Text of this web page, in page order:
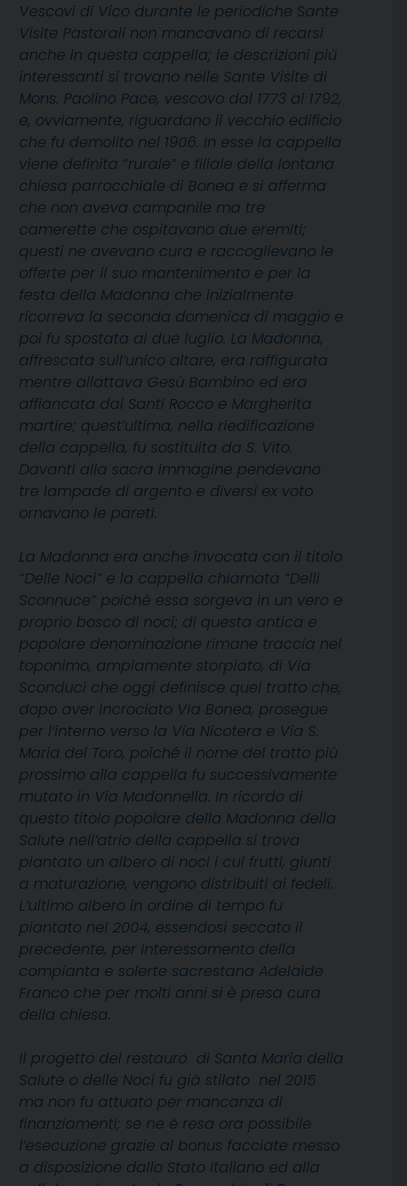
Vescovi di Vico durante le periodiche Sante
Visite Pastorali non mancavano di recarsi
anche in questa cappella; le descrizioni più
interessanti si trovano nelle Sante Visite di
Mons. Paolino Pace, vescovo dal 1773 al 1792,
e, ovviamente, riguardano il vecchio edificio
che fu demolito nel 1906. In esse la cappella
viene definita “rurale” e filiale della lontana
chiesa parrocchiale di Bonea e si afferma
che non aveva campanile ma tre
camerette che ospitavano due eremiti;
questi ne avevano cura e raccoglievano le
offerte per il suo mantenimento e per la
festa della Madonna che inizialmente
ricorreva la seconda domenica di maggio e
poi fu spostata al due luglio. La Madonna,
affrescata sull’unico altare, era raffigurata
mentre allattava Gesù Bambino ed era
affiancata dai Santi Rocco e Margherita
martire; quest’ultima, nella riedificazione
della cappella, fu sostituita da S. Vito.
Davanti alla sacra immagine pendevano
tre lampade di argento e diversi ex voto
ornavano le pareti.
La Madonna era anche invocata con il titolo
“Delle Noci” e la cappella chiamata “Delli
Sconnuce” poiché essa sorgeva in un vero e
proprio bosco di noci; di questa antica e
popolare denominazione rimane traccia nel
toponimo, ampiamente storpiato, di Via
Sconduci che oggi definisce quel tratto che,
dopo aver incrociato Via Bonea, prosegue
per l’interno verso la Via Nicotera e Via S.
Maria del Toro, poiché il nome del tratto più
prossimo alla cappella fu successivamente
mutato in Via Madonnella. In ricordo di
questo titolo popolare della Madonna della
Salute nell’atrio della cappella si trova
piantato un albero di noci i cui frutti, giunti
a maturazione, vengono distribuiti ai fedeli.
L’ultimo albero in ordine di tempo fu
piantato nel 2004, essendosi seccato il
precedente, per interessamento della
compianta e solerte sacrestana Adelaide
Franco che per molti anni si è presa cura
della chiesa.
Il progetto del restauro di Santa Maria della
Salute o delle Noci fu già stilato nel 2015
ma non fu attuato per mancanza di
finanziamenti; se ne è resa ora possibile
l’esecuzione grazie al bonus facciate messo
a disposizione dallo Stato Italiano ed alla